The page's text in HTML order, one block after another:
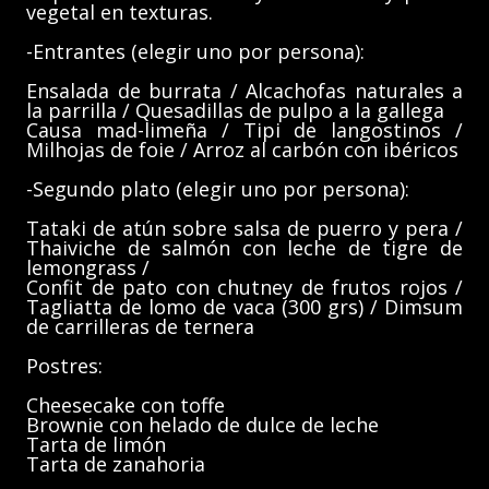
vegetal en texturas.
-Entrantes (elegir uno por persona):
Ensalada de burrata / Alcachofas naturales a
la parrilla / Quesadillas de pulpo a la gallega
Causa mad-limeña / Tipi de langostinos /
Milhojas de foie / Arroz al carbón con ibéricos
-Segundo plato (elegir uno por persona):
Tataki de atún sobre salsa de puerro y pera /
Thaiviche de salmón con leche de tigre de
lemongrass /
Confit de pato con chutney de frutos rojos /
Tagliatta de lomo de vaca (300 grs) / Dimsum
de carrilleras de ternera
Postres:
Cheesecake con toffe
Brownie con helado de dulce de leche
Tarta de limón
Tarta de zanahoria